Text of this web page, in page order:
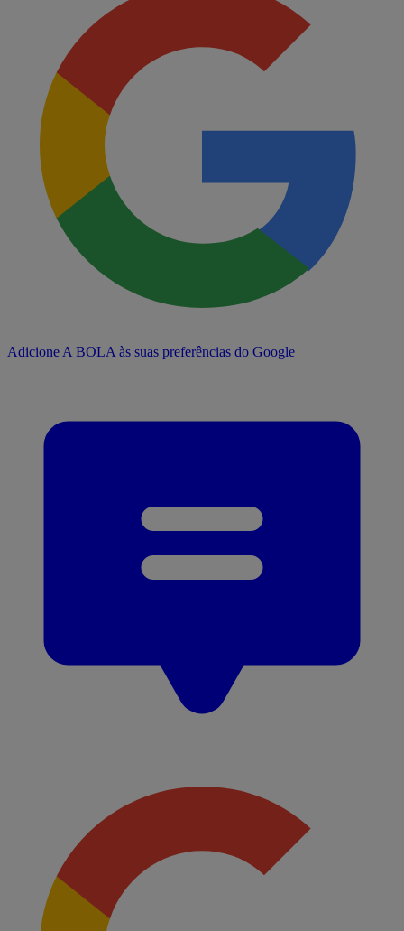
Adicione A BOLA às suas preferências do Google